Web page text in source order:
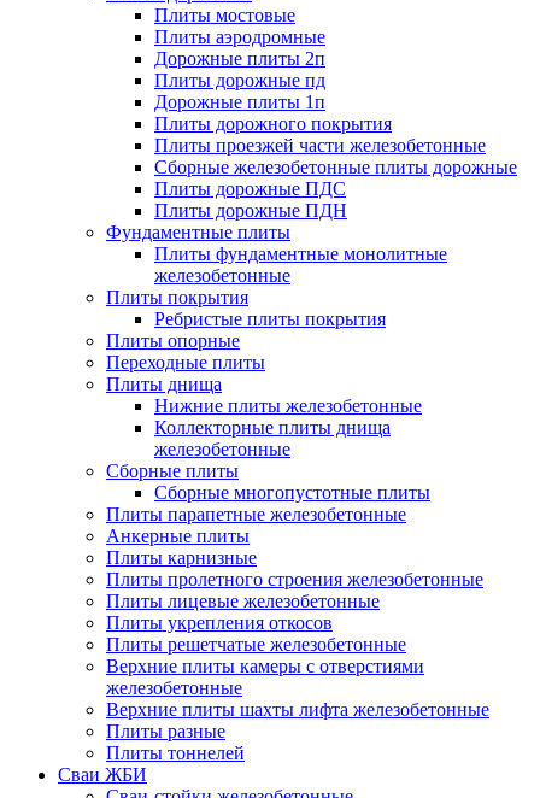
Плиты мостовые
Плиты аэродромные
Дорожные плиты 2п
Плиты дорожные пд
Дорожные плиты 1п
Плиты дорожного покрытия
Плиты проезжей части железобетонные
Сборные железобетонные плиты дорожные
Плиты дорожные ПДС
Плиты дорожные ПДН
Фундаментные плиты
Плиты фундаментные монолитные
железобетонные
Плиты покрытия
Ребристые плиты покрытия
Плиты опорные
Переходные плиты
Плиты днища
Нижние плиты железобетонные
Коллекторные плиты днища
железобетонные
Сборные плиты
Сборные многопустотные плиты
Плиты парапетные железобетонные
Анкерные плиты
Плиты карнизные
Плиты пролетного строения железобетонные
Плиты лицевые железобетонные
Плиты укрепления откосов
Плиты решетчатые железобетонные
Верхние плиты камеры с отверстиями
железобетонные
Верхние плиты шахты лифта железобетонные
Плиты разные
Плиты тоннелей
Сваи ЖБИ